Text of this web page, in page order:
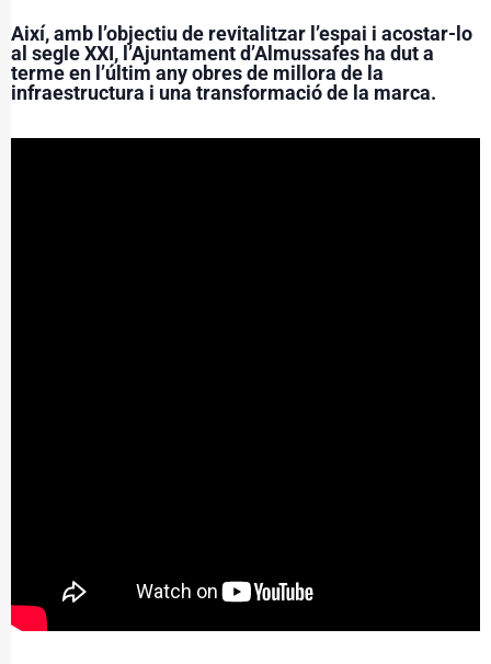
Així, amb l’objectiu de revitalitzar l’espai i acostar-lo
al segle XXI, l’Ajuntament d’Almussafes ha dut a
terme en l’últim anyobres de millora de la
infraestructura i una transformació de la marca.